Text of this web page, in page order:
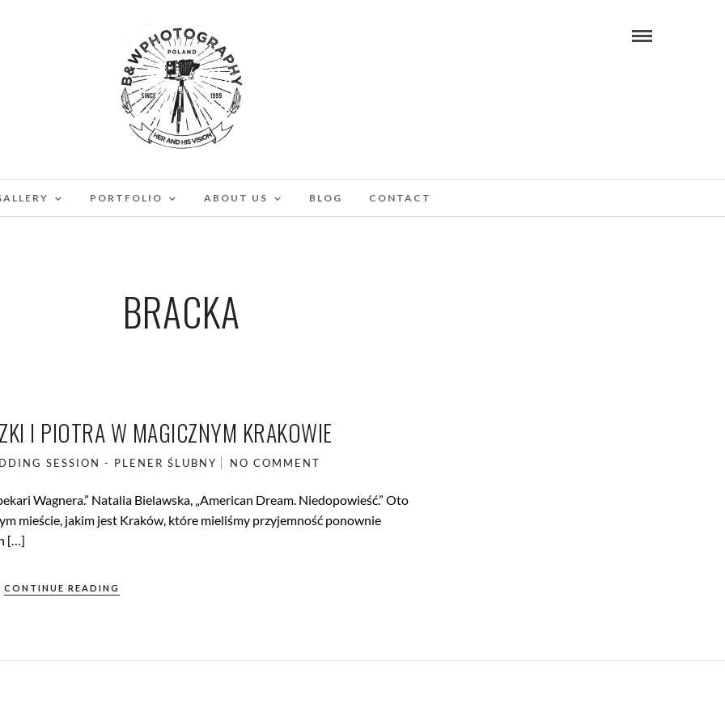
PORTFOLIO ABOUT US BLOG CONTACT
BRACKA
I PIOTRA W MAGICZNYM KRAKOWIE
SESSION - PLENER ŚLUBNY NO COMMENT
Wagnera.” Natalia Bielawska, „American Dream. Niedopowieść.” Oto
mieście, jakim jest Kraków, które mieliśmy przyjemność ponownie
[…]
CONTINUE READING